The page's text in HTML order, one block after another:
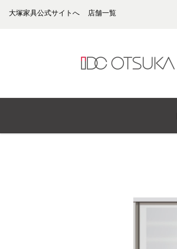
大塚家具公式サイトへ 店舗一覧